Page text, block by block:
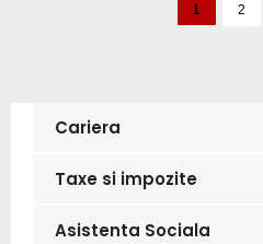
1 2
Cariera
Taxe si impozite
Asistenta Sociala